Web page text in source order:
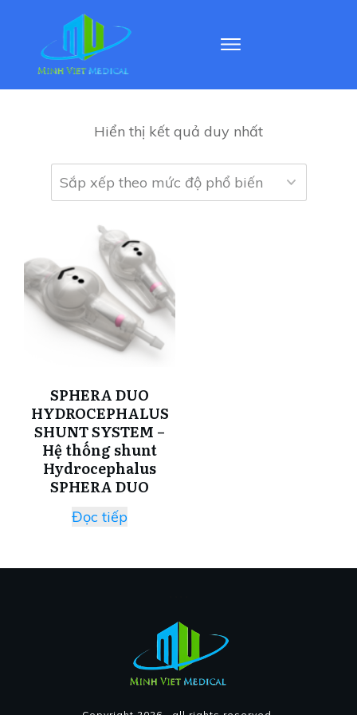
Hiển thị kết quả duy nhất
SPHERA DUO
HYDROCEPHALUS
SHUNT SYSTEM –
Hệ thống shunt
Hydrocephalus
SPHERA DUO
Đọc tiếp